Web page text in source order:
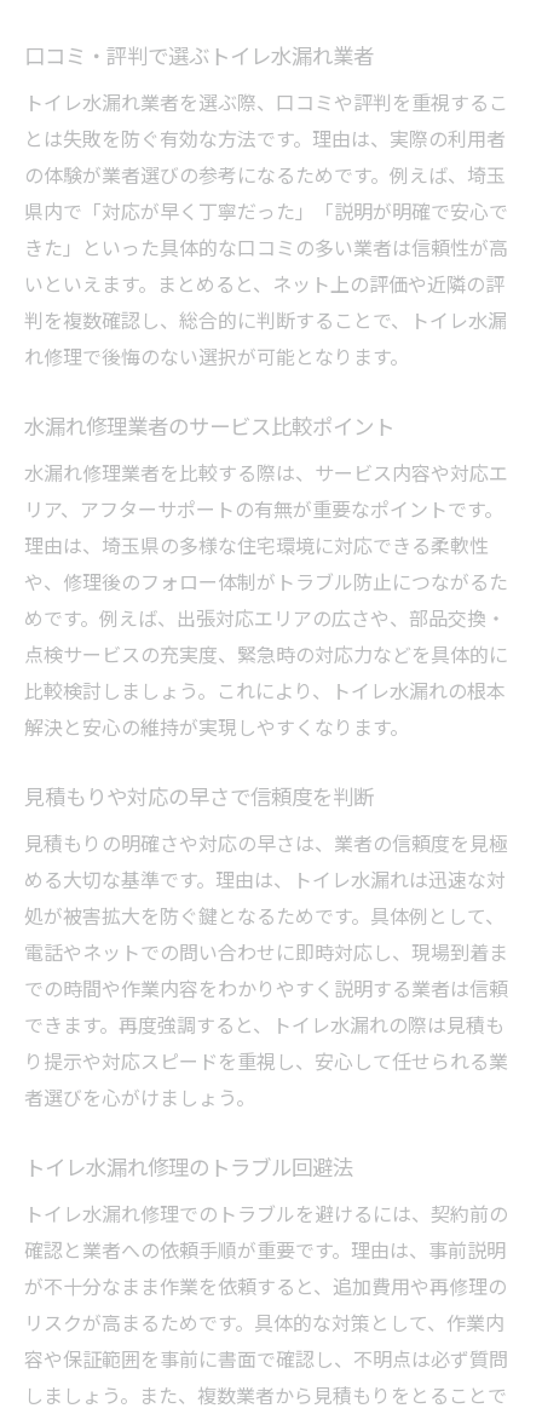
口コミ・評判で選ぶトイレ水漏れ業者
トイレ水漏れ業者を選ぶ際、口コミや評判を重視するこ
とは失敗を防ぐ有効な方法です。理由は、実際の利用者
の体験が業者選びの参考になるためです。例えば、埼玉
県内で「対応が早く丁寧だった」「説明が明確で安心で
きた」といった具体的な口コミの多い業者は信頼性が高
いといえます。まとめると、ネット上の評価や近隣の評
判を複数確認し、総合的に判断することで、トイレ水漏
れ修理で後悔のない選択が可能となります。
水漏れ修理業者のサービス比較ポイント
水漏れ修理業者を比較する際は、サービス内容や対応エ
リア、アフターサポートの有無が重要なポイントです。
理由は、埼玉県の多様な住宅環境に対応できる柔軟性
や、修理後のフォロー体制がトラブル防止につながるた
めです。例えば、出張対応エリアの広さや、部品交換・
点検サービスの充実度、緊急時の対応力などを具体的に
比較検討しましょう。これにより、トイレ水漏れの根本
解決と安心の維持が実現しやすくなります。
見積もりや対応の早さで信頼度を判断
見積もりの明確さや対応の早さは、業者の信頼度を見極
める大切な基準です。理由は、トイレ水漏れは迅速な対
処が被害拡大を防ぐ鍵となるためです。具体例として、
電話やネットでの問い合わせに即時対応し、現場到着ま
での時間や作業内容をわかりやすく説明する業者は信頼
できます。再度強調すると、トイレ水漏れの際は見積も
り提示や対応スピードを重視し、安心して任せられる業
者選びを心がけましょう。
トイレ水漏れ修理のトラブル回避法
トイレ水漏れ修理でのトラブルを避けるには、契約前の
確認と業者への依頼手順が重要です。理由は、事前説明
が不十分なまま作業を依頼すると、追加費用や再修理の
リスクが高まるためです。具体的な対策として、作業内
容や保証範囲を事前に書面で確認し、不明点は必ず質問
しましょう。また、複数業者から見積もりをとることで